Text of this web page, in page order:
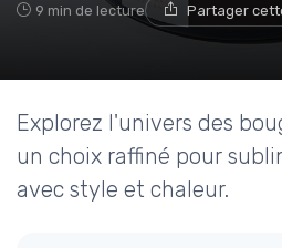
9 min de lecture Partager
Explorez l'univers des
un choix raffiné pour
avec style et chaleur.